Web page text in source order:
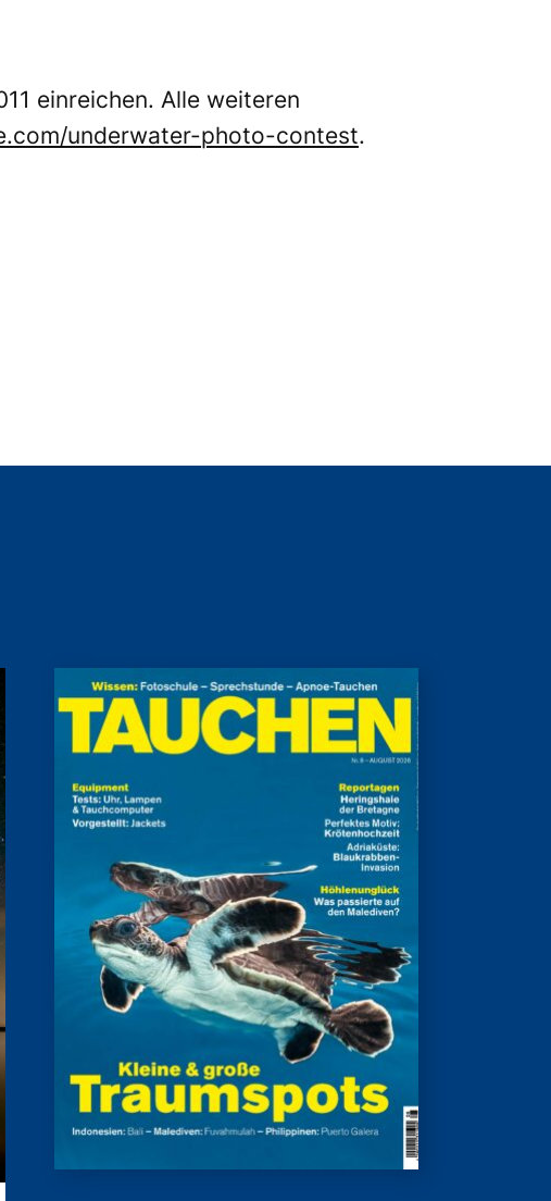
einreichen. Alle weiteren
underwater-photo-contest.